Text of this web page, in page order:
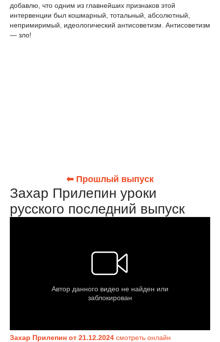
добавлю, что одним из главнейших признаков этой
интервенции был кошмарный, тотальный, абсолютный,
непримиримый, идеологический антисоветизм. Антисоветизм
— зло!
⬅ Прошлый выпуск
Захар Прилепин уроки
русского последний выпуск
Захар Прилепин от 21.12.2024 смотреть онлайн